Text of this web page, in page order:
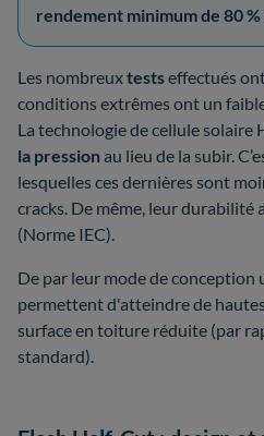
rendement minimum de 80 %
Les nombreuxtestseffectués
conditions extrêmes ont un
La technologie de cellule solaire
la pressionau lieu de la subir.
lesquelles ces dernières sont
cracks. De même, leur durabilité
(Norme IEC).
De par leur mode de conception
permettent d'atteindre de
surface en toiture réduite (par
standard).